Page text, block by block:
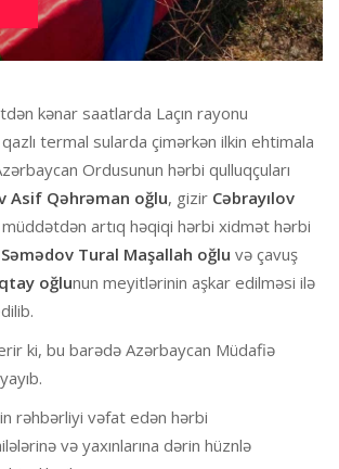
kənar saatlarda Laçın rayonu
termal sularda çimərkən ilkin ehtimala
Ordusunun hərbi qulluqçuları
Asif Qəhrəman oğlu, gizir Cəbrayılov
müddətdən artıq həqiqi hərbi xidmət hərbi
Səmədov Tural Maşallah oğlu və çavuş
oğlunun meyitlərinin aşkar edilməsi ilə
ki, bu barədə Azərbaycan Müdafiə
rəhbərliyi vəfat edən hərbi
və yaxınlarına dərin hüznlə